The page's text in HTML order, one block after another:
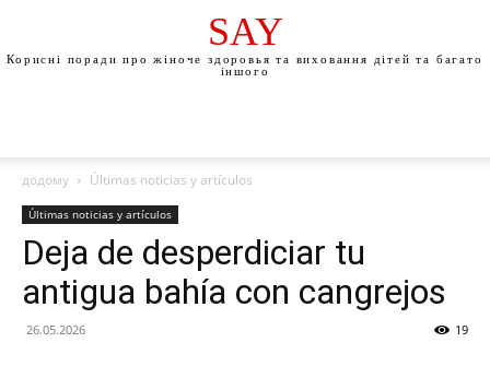
SAY
Корисні поради про жіноче здоровья та виховання дітей та багато
іншого
додому Últimas noticias y artículos
Últimas noticias y artículos
Deja de desperdiciar tu
antigua bahía con cangrejos
26.05.2026 19